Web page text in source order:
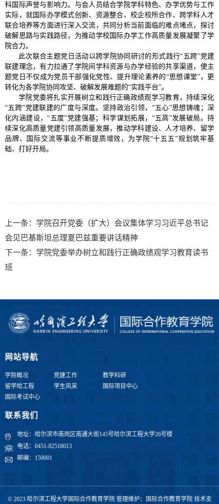
科国际声誉与影响力。与会人员结合学院学科特色、办学优势与工作
实际，就国际办学模式创新、资源整合、校企校所合作、跨学科人才
联合培养等方面进行深入交流，共同分析当前面临的难点堵点，探讨
破解思路与实践路径，为推动学校国际办学工作高质量发展凝聚了学
院合力。
此次联合主题党日活动以跨学院协同研讨的形式践行“五跨”党建
联建理念，有力拉通了学院间学科资源与办学经验的共享渠道，使主
题党日不仅成为党员干部强化党性、提升理论素养的“思想课堂”，更
转化为各学院协同攻坚、破解发展难题的“实践平台”。
学院党委将扎实开展树立和践行正确政绩观学习教育，持续深化
“五跨”党建联建的广度与深度。坚持政治引领，“五心”思想铸魂；深
化内涵建设，“五度”党建强基；科学谋划拓展，“五高”发展破局。持
续深化高质量党建引领高质量发展，推动学科建设、人才培养、留学
品牌、国际交流等事业不断提质增效，为学院“十五五”规划筑牢基
础、打好开局。
上一条： 学院召开党委（扩大）会议集体学习习近平总书记
会见巴基斯坦总理夏巴兹重要讲话精神
下一条： 学院党委举办树立和践行正确政绩观学习教育读书
班
网站导航
学院概况 党建工作
教学科研
留学哈工程
学生风采
国际项目中心
国际考试中心
联系我们
地址：哈尔滨市南岗区南通大街145号哈尔滨工程大学26号楼
电话：0451-82518013
邮编：150001
© 2023 哈尔滨工程大学国际合作教育学院 管理维护：国际合作教育学院 技术支